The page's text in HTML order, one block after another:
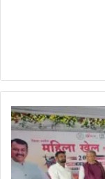
जिला
स्तरीय
युवा
उत्सव